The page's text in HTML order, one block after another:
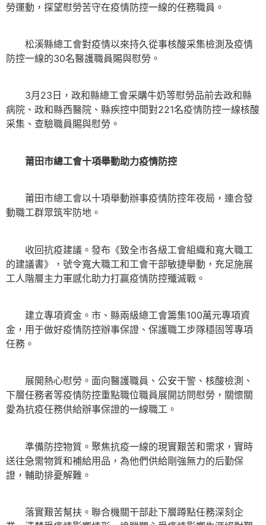
勞運動，探望慰勞苦守在疫情防控一線的任務職員。
松溪縣總工會對疫情以來持久從事核酸采集檢測及疫情
防控一線的30名醫護職員賜與慰勞。
3月23日，政和縣總工會采購牛奶等慰勞品前去政和縣
病院、政和縣西醫院、縣疾控中間對221名疫情防控一線核酸
采集、查驗職員賜與慰勞。
莆田市總工會十項舉動助力疫情防控
莆田市總工會以十項舉動辦事疫情防控年夜局，連合發
動職工群眾筑牢防地。
收回抗疫建議。發布《致全市各級工會組織和寬大職工
的建議書》，號令寬大職工和工會干部敏捷舉動，充足施展
工人階層主力軍感化助力打贏疫情防控殲滅戰。
建立專項資金。市、縣兩級總工會籌集100萬元專項資
金，用于做好疫情防控辦事保證、保護職工步隊穩固等專項
任務。
展開熱心慰勞。面向醫護職員、公安干警、核酸檢測、
下層任務者等疫情防控重點職位職員展開訪問慰勞，關懷關
愛為抗疫任務供給辦事保證的一線職工。
準備防控物質。聚焦抗疫一線的現實艱苦和需求，實時
送往急需物質和補給用品，為他們供給剛強無力的后勤保
證，輔助排憂解難。
落實艱苦幫扶。聯合機關干部赴下層蹲點任務深刻企